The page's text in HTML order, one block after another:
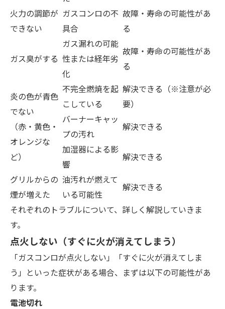
火力の調節が
できない
ガスコンロの不
具合
故障・寿命の可能性があ
る
ガス臭がする
ガス漏れの可能
性または経年劣
化
故障・寿命の可能性があ
る
炎の色が青色
でない
（赤・黄色・
オレンジな
ど）
不完全燃焼を起
こしている
解決できる（※注意が必
要）
バーナーキャッ
プの汚れ
解決できる
加湿器による影
響
解決できる
グリルからの
煙が増えた
油汚れが燃えて
いる可能性
解決できる
それぞれのトラブルについて、詳しく解説していきま
す。
点火しない（すぐに火が消えてしまう）
「ガスコンロが点火しない」「すぐに火が消えてしま
う」といった症状がある場合、まずは以下の可能性があ
ります。
電池切れ